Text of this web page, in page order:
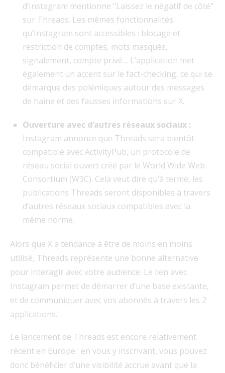
d’Instagram mentionne “Laissez le négatif de côté”
sur Threads. Les mêmes fonctionnalités
qu’Instagram sont accessibles : blocage et
restriction de comptes, mots masqués,
signalement, compte privé… L’application met
également un accent sur le fact-checking, ce qui se
démarque des polémiques autour des messages
de haine et des fausses informations sur X.
Ouverture avec d’autres réseaux sociaux :
Instagram annonce que Threads sera bientôt
compatible avec ActivityPub, un protocole de
réseau social ouvert créé par le World Wide Web
Consortium (W3C). Cela veut dire qu’à terme, les
publications Threads seront disponibles à travers
d’autres réseaux sociaux compatibles avec la
même norme.
Alors que X a tendance à être de moins en moins
utilisé, Threads représente une bonne alternative
pour interagir avec votre audience. Le lien avec
Instagram permet de démarrer d’une base existante,
et de communiquer avec vos abonnés à travers les 2
applications.
Le lancement de Threads est encore relativement
récent en Europe : en vous y inscrivant, vous pouvez
donc bénéficier d’une visibilité accrue avant que la